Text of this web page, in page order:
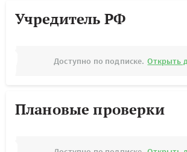
Учредитель РФ
Доступно по подписке. Открыть
Плановые проверки